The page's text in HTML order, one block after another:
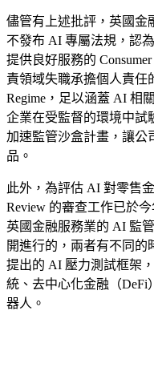
儘管有上述批評，英國金
不發布 AI 專屬法規，認
提供良好服務的
責領域失職承擔個人責任
Regime，足以涵蓋 AI 相
企業在受監督的環境中試
加速監管沙盒計畫，讓公
品。
此外，為評估 AI 對零售
Review 的審查工作已於
英國金融服務業的 AI 監
開進行的，兩者有不同的
提出的 AI 壓力測試框架
統、去中心化金融（DeFi
器人。